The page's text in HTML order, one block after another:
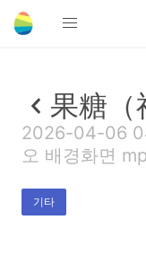
果糖（
2026-04-06
오 배경화면
기타